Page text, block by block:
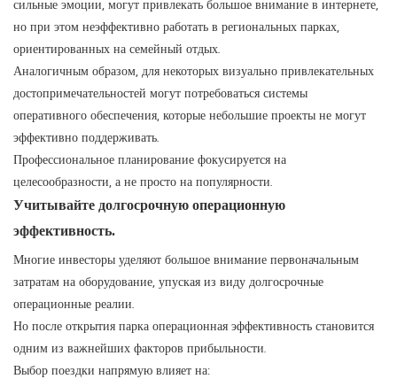
сильные эмоции, могут привлекать большое внимание в интернете,
но при этом неэффективно работать в региональных парках,
ориентированных на семейный отдых.
Аналогичным образом, для некоторых визуально привлекательных
достопримечательностей могут потребоваться системы
оперативного обеспечения, которые небольшие проекты не могут
эффективно поддерживать.
Профессиональное планирование фокусируется на
целесообразности, а не просто на популярности.
Учитывайте долгосрочную операционную
эффективность.
Многие инвесторы уделяют большое внимание первоначальным
затратам на оборудование, упуская из виду долгосрочные
операционные реалии.
Но после открытия парка операционная эффективность становится
одним из важнейших факторов прибыльности.
Выбор поездки напрямую влияет на: